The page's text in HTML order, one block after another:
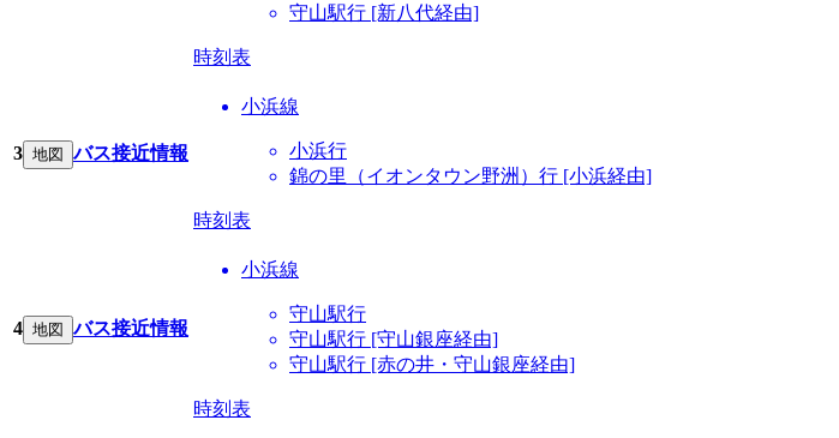
守山駅行 [新八代経由]
時刻表
3 地図 バス接近情報
小浜線
小浜行
錦の里（イオンタウン野洲）行 [小浜経由]
時刻表
4 地図 バス接近情報
小浜線
守山駅行
守山駅行 [守山銀座経由]
守山駅行 [赤の井・守山銀座経由]
時刻表